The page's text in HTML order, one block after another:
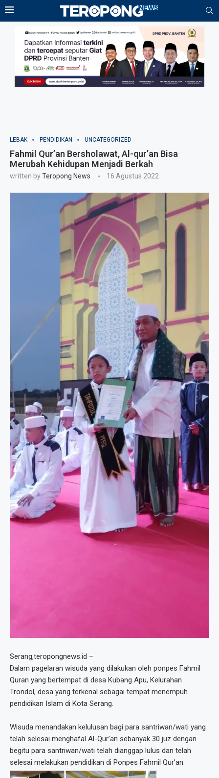
LEBAK PENDIDIKAN UNCATEGORIZED
Fahmil Qur’an Bersholawat, Al-qur’an Bisa
Merubah Kehidupan Menjadi Berkah
written byTeropong News 16 Agustus 2022
Serang,teropongnews.id –
Dalam pagelaran wisuda yang dilakukan oleh ponpes Fahmil
Quran yang bertempat di desa Kubang Apu, Kelurahan
Trondol, desa yang terkenal sebagai tempat menempuh
pendidikan Islam di Kota Serang.
Wisuda menandakan kelulusan bagi para santriwan/wati yang
telah selesai menghafal Al-Qur’an sebanyak 30 juz dengan
begitu para santriwan/wati telah dianggap lulus dan telah
selesai melakukan pendidikan di Ponpes Fahmil Qur’an.